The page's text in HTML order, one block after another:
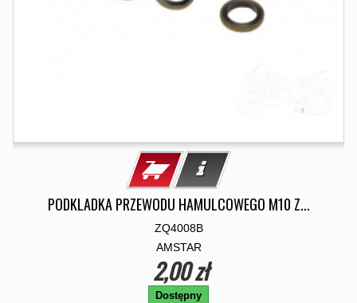
PODKLADKA PRZEWODU HAMULCOWEGO M10 Z...
ZQ4008B
AMSTAR
2,00 zł
Dostępny